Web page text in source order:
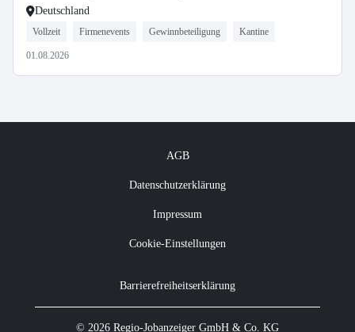
Deutschland
Vollzeit Firmenevents Gewinnbeteiligung Kantine
01.08.2026
AGB
Datenschutzerklärung
Impressum
Cookie-Einstellungen
Barrierefreiheitserklärung
© 2026 Regio-Jobanzeiger GmbH & Co. KG